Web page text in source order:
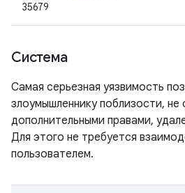
35679
Система
Самая серьезная уязвимость
злоумышленнику поблизости,
дополнительными правами,
Для этого не требуется
пользователем.